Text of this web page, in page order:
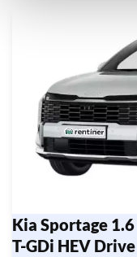
Kia Sportage 1.6
T-GDi HEV Drive